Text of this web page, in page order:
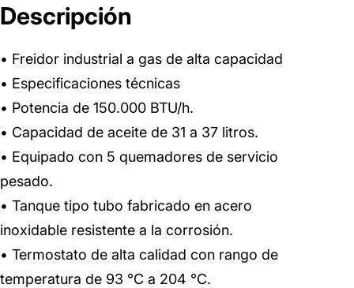
Descripción
• Freidor industrial a gas de alta capacidad
• Especificaciones técnicas
• Potencia de 150.000 BTU/h.
• Capacidad de aceite de 31 a 37 litros.
• Equipado con 5 quemadores de servicio
pesado.
• Tanque tipo tubo fabricado en acero
inoxidable resistente a la corrosión.
• Termostato de alta calidad con rango de
temperatura de 93 °C a 204 °C.